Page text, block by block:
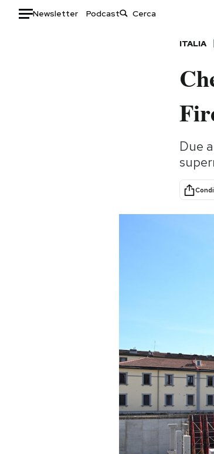
Newsletter Podcast
Storie/Idee
Ok Boomer!
Altrecose
ITALIA
Due